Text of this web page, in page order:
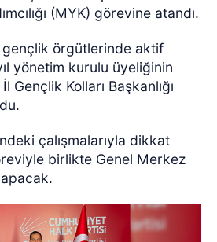
(MYK) görevine atandı.
gençlik örgütlerinde aktif
yönetim kurulu üyeliğinin
Gençlik Kolları Başkanlığı
çalışmalarıyla dikkat
birlikte Genel Merkez